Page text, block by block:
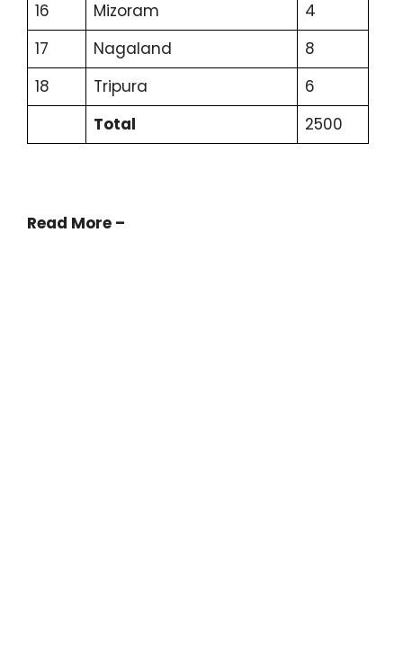
16
Mizoram
4
17
Nagaland
8
18
Tripura
6
Total
2500
Read More –